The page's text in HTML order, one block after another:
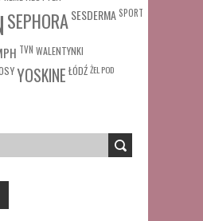
SEPHORASESDERMA SPORT
TVN WALENTYNKI
YOSKINE ŁÓDŹŻEL POD